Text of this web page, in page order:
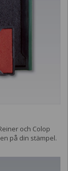
och Colop
på din stämpel.